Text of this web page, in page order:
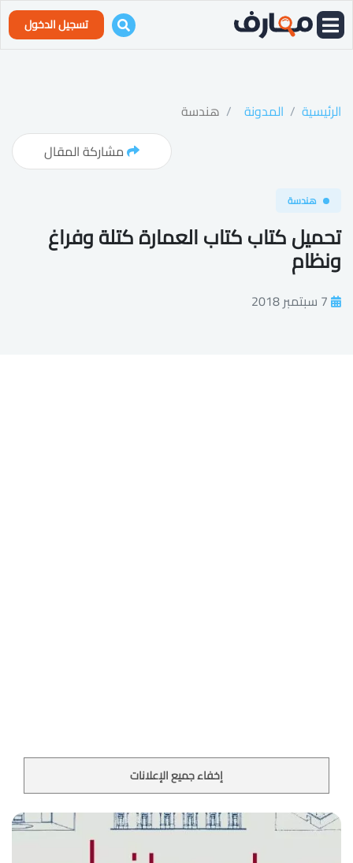
تسجيل الدخول
الرئيسية المدونة
هندسة
مشاركة المقال
هندسة
تحميل كتاب كتاب العمارة كتلة وفراغ
ونظام
7 سبتمبر 2018
إخفاء جميع الإعلانات